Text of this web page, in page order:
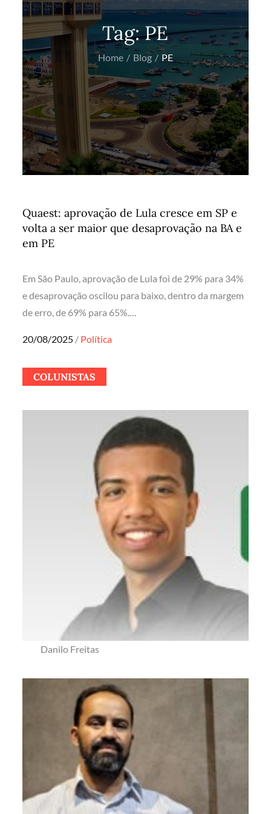
Tag:PE
Home Blog PE
Quaest: aprovação de Lula cresce em SP e
volta a ser maior que desaprovação na BA e
em PE
Em São Paulo, aprovação de Lula foi de 29% para 34%
e desaprovação oscilou para baixo, dentro da margem
de erro, de 69% para 65%.…
Posted
20/08/2025 Política
COLUNISTAS
Danilo Freitas